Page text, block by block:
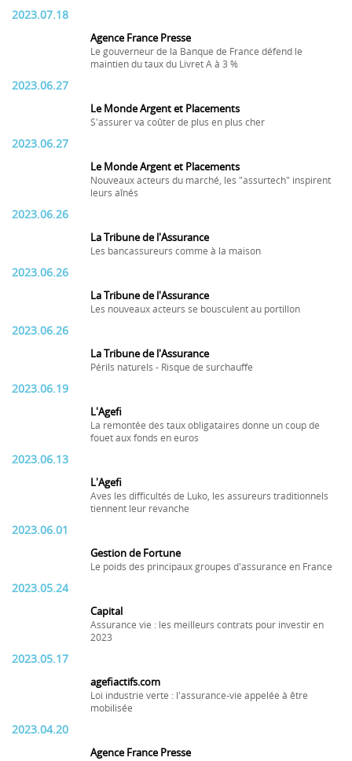
2023.07.18
Agence France Presse
Le gouverneur de la Banque de France défend le
maintien du taux du Livret A à 3 %
2023.06.27
Le Monde Argent et Placements
S'assurer va coûter de plus en plus cher
2023.06.27
Le Monde Argent et Placements
Nouveaux acteurs du marché, les "assurtech" inspirent
leurs aînés
2023.06.26
La Tribune de l'Assurance
Les bancassureurs comme à la maison
2023.06.26
La Tribune de l'Assurance
Les nouveaux acteurs se bousculent au portillon
2023.06.26
La Tribune de l'Assurance
Périls naturels - Risque de surchauffe
2023.06.19
L'Agefi
La remontée des taux obligataires donne un coup de
fouet aux fonds en euros
2023.06.13
L'Agefi
Aves les difficultés de Luko, les assureurs traditionnels
tiennent leur revanche
2023.06.01
Gestion de Fortune
Le poids des principaux groupes d'assurance en France
2023.05.24
Capital
Assurance vie : les meilleurs contrats pour investir en
2023
2023.05.17
agefiactifs.com
Loi industrie verte : l'assurance-vie appelée à être
mobilisée
2023.04.20
Agence France Presse